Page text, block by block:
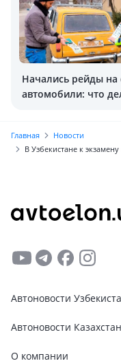
Начались рейды на
автомобили: что
Главная
Новости
В Узбекистане к
Автоновости
Автоновости
О компании